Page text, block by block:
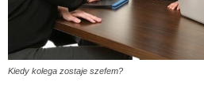
Kiedy kolega zostaje szefem?